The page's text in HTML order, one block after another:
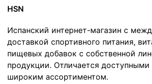
HSN
Испанский интернет-магазин с
доставкой спортивного питания,
пищевых добавок с собственной
продукции. Отличается
широким ассортиментом.